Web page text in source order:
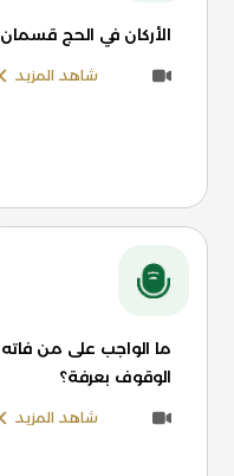
الأركان في الحج قسمان
شاهد المزيد
ما الواجب على من فاته
الوقوف بعرفة؟
شاهد المزيد